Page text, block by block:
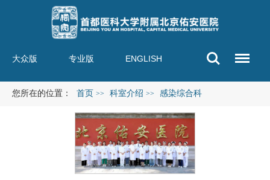
大众版 专业版 ENGLISH
您所在的位置： 首页 >> 科室介绍 >> 感染综合科